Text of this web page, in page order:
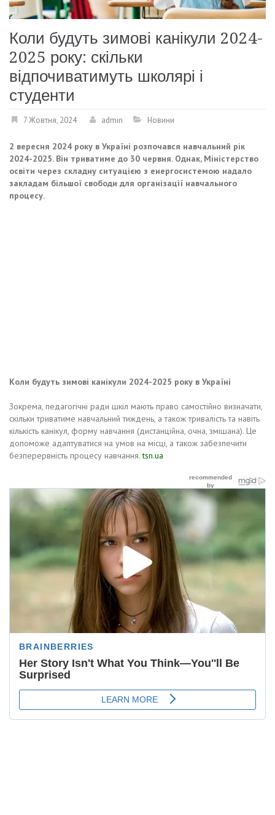
Коли будуть зимові канікули 2024-
2025 року: скільки
відпочиватимуть школярі і
студенти
7 Жовтня, 2024 admin Новини
2 вересня 2024 року в Україні розпочався навчальний рік
2024-2025. Він триватиме до 30 червня. Однак, Міністерство
освіти через складну ситуацією з енергосистемою надало
закладам більшої свободи для організації навчального
процесу.
Коли будуть зимові канікули 2024-2025 року в Україні
Зокрема, педагогічні ради шкіл мають право самостійно визначати,
скільки триватиме навчальний тиждень, а також тривалість та навіть
кількість канікул, форму навчання (дистанційна, очна, змішана). Це
допоможе адаптуватися на умов на місці, а також забезпечити
безперервність процесу навчання.tsn.ua